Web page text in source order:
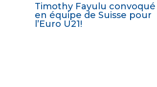
Timothy Fayulu convoqué
en équipe de Suisse pour
l’Euro U21!